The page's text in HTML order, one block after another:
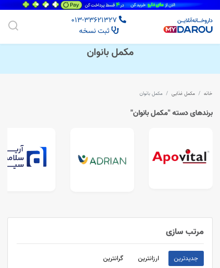
ثبت نسخه
مکمل بانوان
خانه مکمل غذایی مکمل بانوان
برندهای دسته "مکمل بانوان"
مرتب سازی
جدیدترین ارزانترین گرانترین